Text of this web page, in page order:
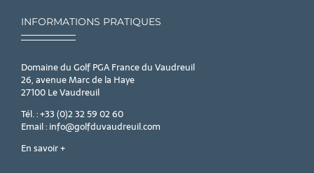
INFORMATIONS PRATIQUES
Domaine du Golf PGA France du Vaudreuil
26, avenue Marc de la Haye
27100 Le Vaudreuil
Tél. : +33 (0)2 32 59 02 60
Email : info@golfduvaudreuil.com
En savoir +